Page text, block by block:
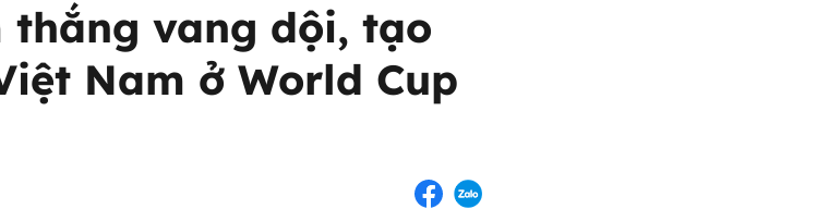
thắng vang dội, tạo
Nam ở World Cup